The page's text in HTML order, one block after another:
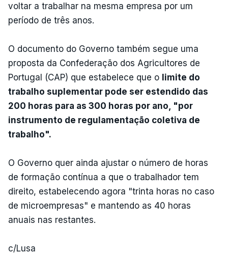
voltar a trabalhar na mesma empresa por um
período de três anos.
O documento do Governo também segue uma
proposta da Confederação dos Agricultores de
Portugal (CAP) que estabelece que o limite do
trabalho suplementar pode ser estendido das
200 horas para as 300 horas por ano, "por
instrumento de regulamentação coletiva de
trabalho".
O Governo quer ainda ajustar o número de horas
de formação contínua a que o trabalhador tem
direito, estabelecendo agora "trinta horas no caso
de microempresas" e mantendo as 40 horas
anuais nas restantes.
c/Lusa